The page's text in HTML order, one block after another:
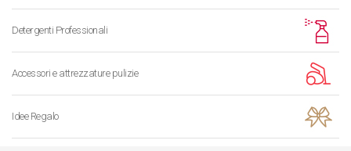
Detergenti Professionali
Accessori e attrezzature pulizie
Idee Regalo